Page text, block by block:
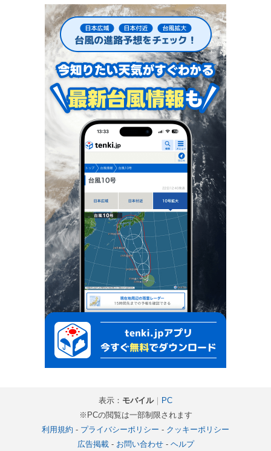
表示： モバイル｜ PC
※PCの閲覧は一部制限されます
利用規約 - プライバシーポリシー - クッキーポリシー
広告掲載- お問い合わせ- ヘルプ